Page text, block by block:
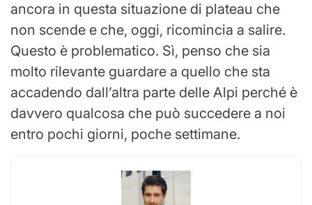
ancora in questa situazione di plateau che
non scende e che, oggi, ricomincia a salire.
Questo è problematico. Sì, penso che sia
molto rilevante guardare a quello che sta
accadendo dall’altra parte delle Alpi perché è
davvero qualcosa che può succedere a noi
entro pochi giorni, poche settimane.